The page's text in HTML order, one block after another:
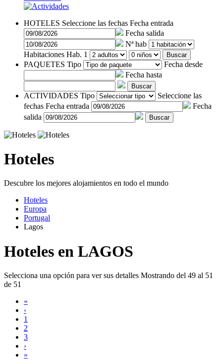
HOTELES Seleccione las fechas Fecha entrada
Fecha salida
Nª hab
Habitaciones Hab. 1 Buscar
PAQUETES Tipo
Fecha desde
Fecha hasta
Buscar
ACTIVIDADES Tipo
Seleccione las
fechas Fecha entrada
Fecha
salida
Buscar
Hoteles
Descubre los mejores alojamientos en todo el mundo
Hoteles
Europa
Portugal
Lagos
Hoteles en LAGOS
Selecciona una opción para ver sus detalles Mostrando del 49 al 51
de 51
«
‹
1
2
3
›
»